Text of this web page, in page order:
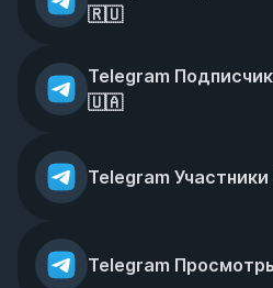
🇷🇺
Telegram
🇺🇦
Telegram Участники
Telegram